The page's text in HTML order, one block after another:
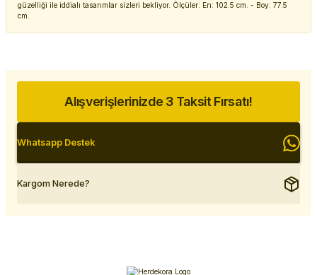
güzelliği ile iddialı tasarımlar sizleri bekliyor. Ölçüler: En: 102.5 cm. - Boy: 77.5
cm.
Alışverişlerinizde 3 Taksit Fırsatı!
Whatsapp Destek
Kargom Nerede?